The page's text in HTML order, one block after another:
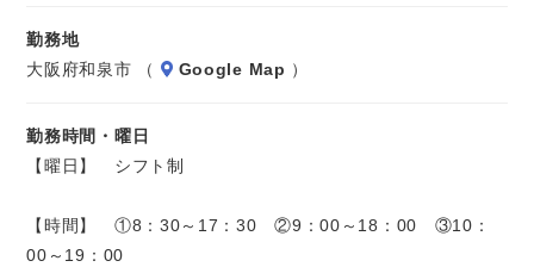
勤務地
大阪府和泉市 （
Google Map ）
勤務時間・曜日
【曜日】 シフト制
【時間】 ①8：30～17：30 ②9：00～18：00 ③10：
00～19：00